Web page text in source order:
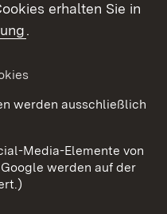
erhalten Sie in
.
werden ausschließlich
Media-Elemente von
werden auf der